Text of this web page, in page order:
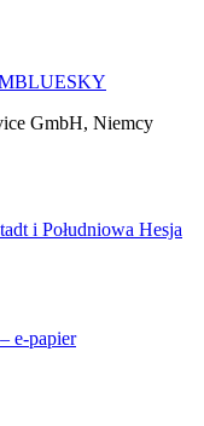
BLUESKY
GmbH, Niemcy
i Południowa Hesja
e-papier